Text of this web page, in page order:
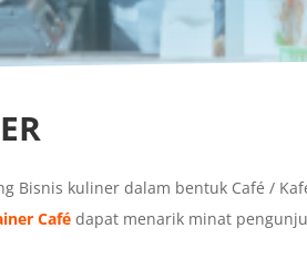
Bisnis kuliner dalam bentuk Café /
Cafédapat menarik minat